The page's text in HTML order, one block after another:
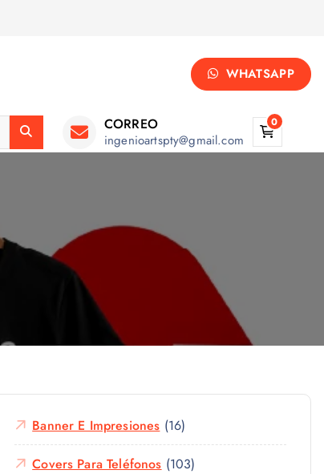
WHATSAPP
CORREO
ingenioartspty@gmail.com
0
Banner E Impresiones (16)
Covers Para Teléfonos (103)